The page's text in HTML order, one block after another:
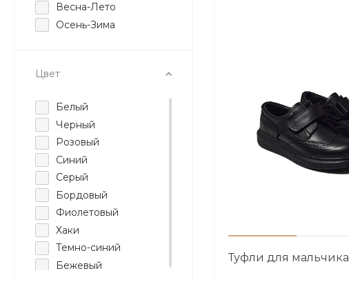
Весна-Лето
Осень-Зима
Цвет
Белый
Черный
Розовый
Синий
Серый
Бордовый
Фиолетовый
Хаки
Темно-синий
Бежевый
Туфли для мальчика